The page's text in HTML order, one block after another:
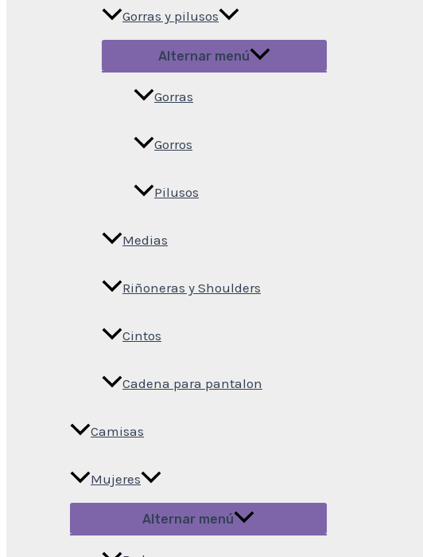
Gorras y pilusos
Alternar menú
Gorras
Gorros
Pilusos
Medias
Riñoneras y Shoulders
Cintos
Cadena para pantalon
Camisas
Mujeres
Alternar menú